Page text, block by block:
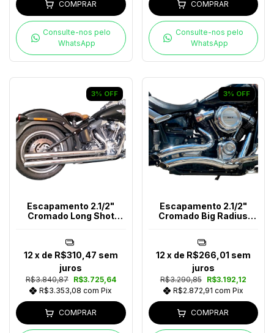
COMPRAR
Consulte-nos pelo
WhatsApp
COMPRAR
Consulte-nos pelo
WhatsApp
3% OFF
Escapamento 2.1/2"
Cromado Long Shot
R$3.840,87
R$3.725,64
R$3.353,08com Pix
12 x de R$310,47 sem
juros
COMPRAR
3% OFF
Escapamento 2.1/2"
Cromado Big Radius
R$3.290,85
R$3.192,12
R$2.872,91 com Pix
12 x de R$266,01 sem
juros
COMPRAR